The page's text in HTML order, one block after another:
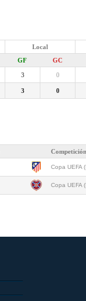
Local
GF GC
3 0
3 0
Competición
Copa UEFA
Copa UEFA